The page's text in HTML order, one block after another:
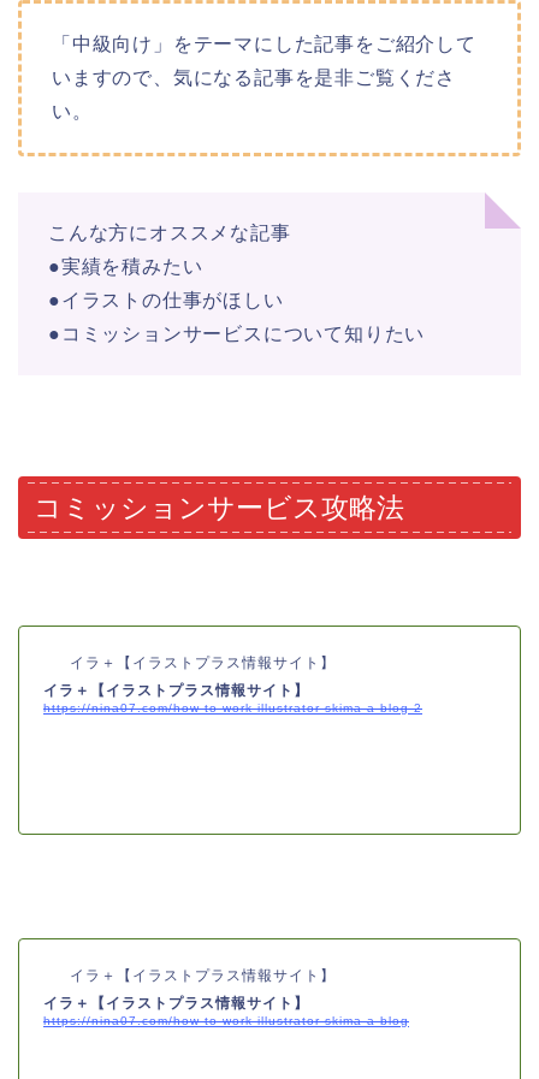
「中級向け」をテーマにした記事をご紹介して
いますので、気になる記事を是非ご覧くださ
い。
こんな方にオススメな記事
●実績を積みたい
●イラストの仕事がほしい
●コミッションサービスについて知りたい
コミッションサービス攻略法
イラ＋【イラストプラス情報サイト】
イラ＋【イラストプラス情報サイト】
https://nina07.com/how-to-work-illustrator-skima-a-blog-2
イラ＋【イラストプラス情報サイト】
イラ＋【イラストプラス情報サイト】
https://nina07.com/how-to-work-illustrator-skima-a-blog